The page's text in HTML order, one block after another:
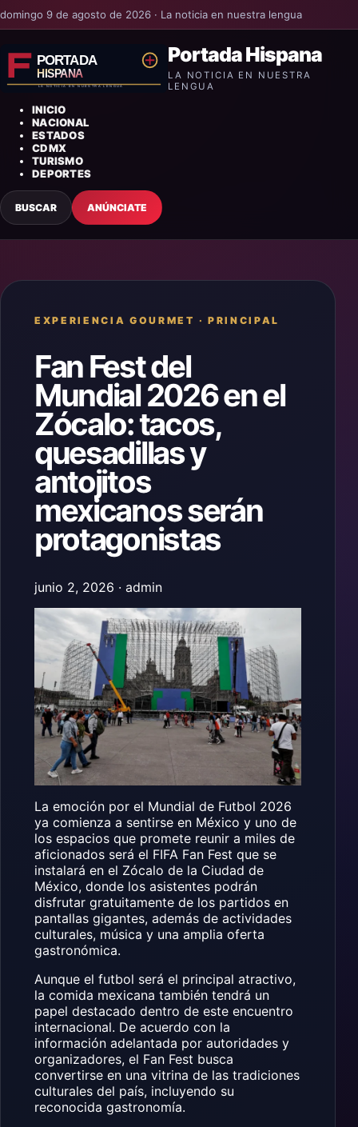
domingo 9 de agosto de 2026 · La noticia en nuestra lengua
Portada Hispana
LA NOTICIA EN NUESTRA
LENGUA
INICIO
NACIONAL
ESTADOS
CDMX
TURISMO
DEPORTES
BUSCAR ANÚNCIATE
EXPERIENCIA GOURMET · PRINCIPAL
Fan Fest del
Mundial 2026 en el
Zócalo: tacos,
quesadillas y
antojitos
mexicanos serán
protagonistas
junio 2, 2026 · admin
La emoción por el Mundial de Futbol 2026
ya comienza a sentirse en México y uno de
los espacios que promete reunir a miles de
aficionados será el FIFA Fan Fest que se
instalará en el Zócalo de la Ciudad de
México, donde los asistentes podrán
disfrutar gratuitamente de los partidos en
pantallas gigantes, además de actividades
culturales, música y una amplia oferta
gastronómica.
Aunque el futbol será el principal atractivo,
la comida mexicana también tendrá un
papel destacado dentro de este encuentro
internacional. De acuerdo con la
información adelantada por autoridades y
organizadores, el Fan Fest busca
convertirse en una vitrina de las tradiciones
culturales del país, incluyendo su
reconocida gastronomía.